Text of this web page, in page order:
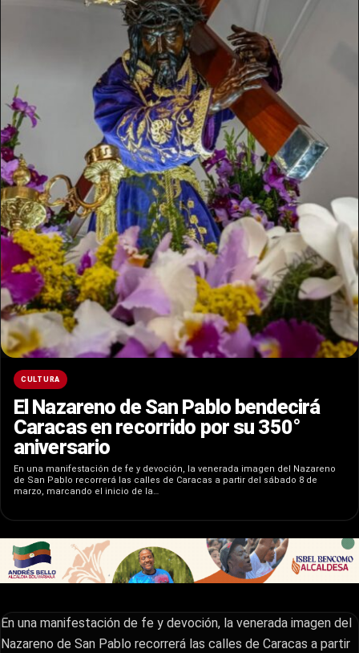
CULTURA
El Nazareno de San Pablo bendecirá
Caracas en recorrido por su 350°
aniversario
En una manifestación de fe y devoción, la venerada imagen del Nazareno
de San Pablo recorrerá las calles de Caracas a partir del sábado 8 de
marzo, marcando el inicio de la…
En una manifestación de fe y devoción, la venerada imagen del
Nazareno de San Pablo recorrerá las calles de Caracas a partir